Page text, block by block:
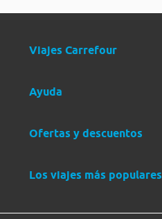
Viajes Carrefour
Ayuda
Ofertas y descuentos
Los viajes más populares